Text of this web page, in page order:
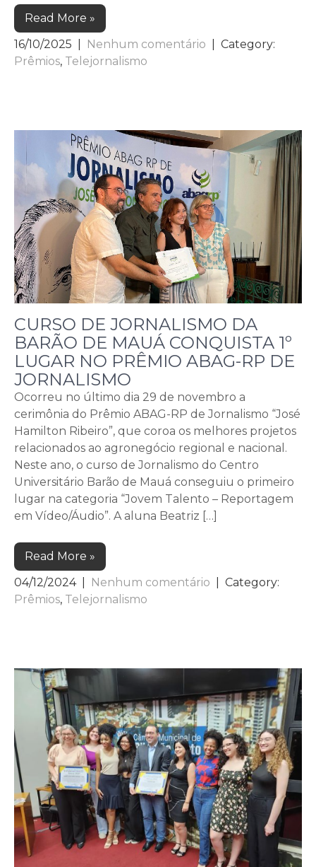
Read More »
16/10/2025
Nenhum comentário
| Category:
Prêmios, Telejornalismo
CURSO DE JORNALISMO DA
BARÃO DE MAUÁ CONQUISTA 1º
LUGAR NO PRÊMIO ABAG-RP DE
JORNALISMO
Ocorreu no último dia 29 de novembro a
cerimônia do Prêmio ABAG-RP de Jornalismo “José
Hamilton Ribeiro”, que coroa os melhores projetos
relacionados ao agronegócio regional e nacional.
Neste ano, o curso de Jornalismo do Centro
Universitário Barão de Mauá conseguiu o primeiro
lugar na categoria “Jovem Talento – Reportagem
em Vídeo/Áudio”. A aluna Beatriz […]
Read More »
04/12/2024
Nenhum comentário
| Category:
Prêmios, Telejornalismo